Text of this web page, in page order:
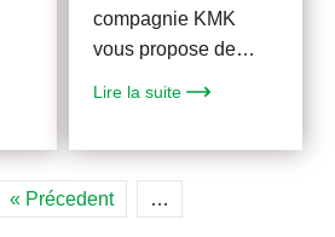
compagnie KMK
vous propose de…
Lire la suite
« Précedent
…